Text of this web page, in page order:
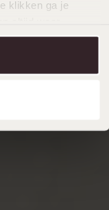
klikken ga je
cookiebeleid.